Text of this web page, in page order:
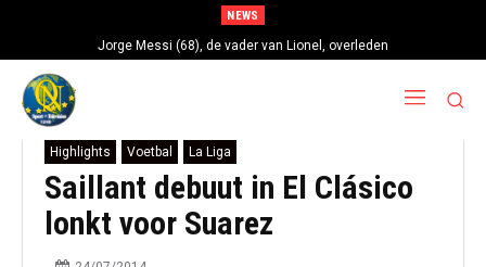
NEWS
Jorge Messi (68), de vader van Lionel, overleden
Highlights Voetbal La Liga
Saillant debuut in El Clásico
lonkt voor Suarez